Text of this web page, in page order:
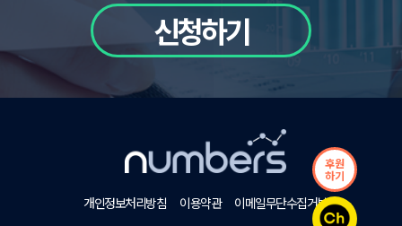
후원
하기
신청하기
개인정보처리방침 이용약관 이메일무단수집거부